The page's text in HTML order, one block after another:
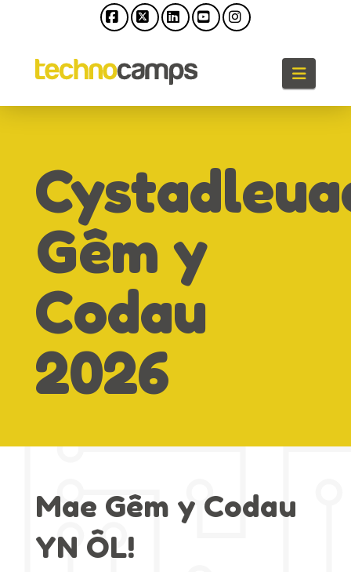
Llywio
Gêm y
Codau
2026
Mae Gêm y Codau
YN ÔL!